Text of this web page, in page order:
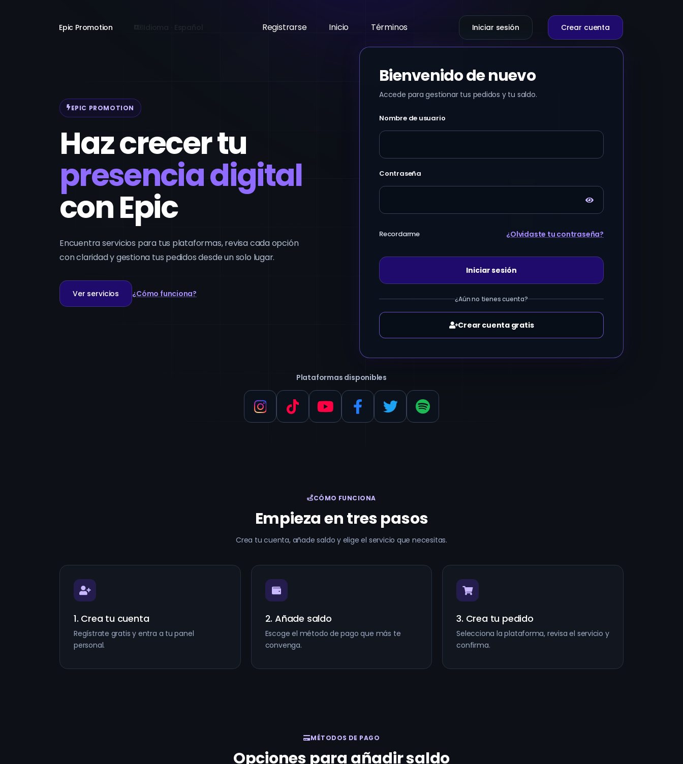
Epic Promotion Registrarse Inicio Términos Iniciar sesión Crear cuenta
EPIC PROMOTION
Haz crecer tu
presencia digital
con Epic
Encuentra servicios para tus plataformas, revisa cada opción
con claridad y gestiona tus pedidos desde un solo lugar.
Ver servicios ¿Cómo funciona?
Bienvenido de nuevo
Accede para gestionar tus pedidos y tu saldo.
Nombre de usuario
Contraseña
Recordarme ¿Olvidaste tu contraseña?
Iniciar sesión
¿Aún no tienes cuenta?
Crear cuenta gratis
Plataformas disponibles
CÓMO FUNCIONA
Empieza en tres pasos
Crea tu cuenta, añade saldo y elige el servicio que necesitas.
1. Crea tu cuenta
Regístrate gratis y entra a tu panel
personal.
2. Añade saldo
Escoge el método de pago que más te
convenga.
3. Crea tu pedido
Selecciona la plataforma, revisa el servicio y
confirma.
MÉTODOS DE PAGO
Opciones para añadir saldo